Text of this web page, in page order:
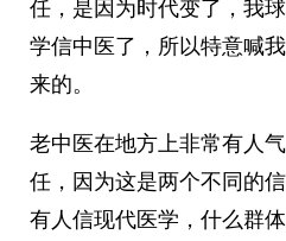
任，是因为时代变了，我
学信中医了，所以特意喊
来的。
老中医在地方上非常有人
任，因为这是两个不同的
有人信现代医学，什么群